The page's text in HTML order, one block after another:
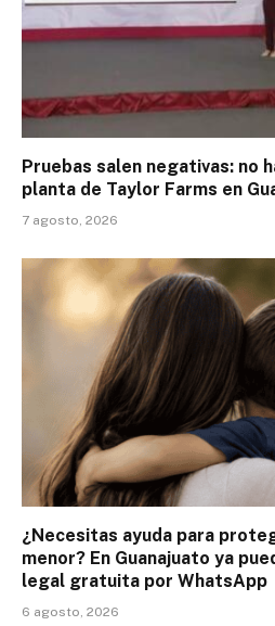
Pruebas salen negativas: no
planta de Taylor Farms en
7 agosto, 2026
¿Necesitas ayuda para
menor? En Guanajuato ya
legal gratuita por WhatsApp
6 agosto, 2026